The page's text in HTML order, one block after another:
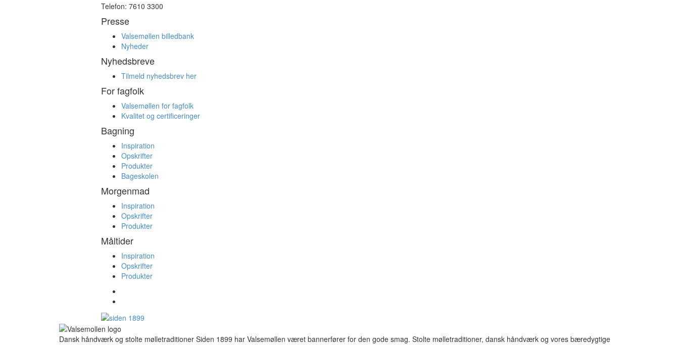
Telefon: 7610 3300
Presse
Valsemøllen billedbank
Nyheder
Nyhedsbreve
Tilmeld nyhedsbrev her
For fagfolk
Valsemøllen for fagfolk
Kvalitet og certificeringer
Bagning
Inspiration
Opskrifter
Produkter
Bageskolen
Morgenmad
Inspiration
Opskrifter
Produkter
Måltider
Inspiration
Opskrifter
Produkter
Dansk håndværk og stolte mølletraditioner Siden 1899 har Valsemøllen været bannerfører for den gode smag. Stolte mølletraditioner, dansk håndværk og vores bæredygtige